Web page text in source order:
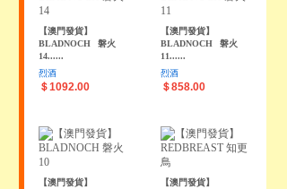
【澳門發貨】
BLADNOCH
磐火
14......
烈酒
＄1092.00
【澳門發貨】
BLADNOCH
磐火
11......
烈酒
＄858.00
【澳門發貨】
【澳門發貨】